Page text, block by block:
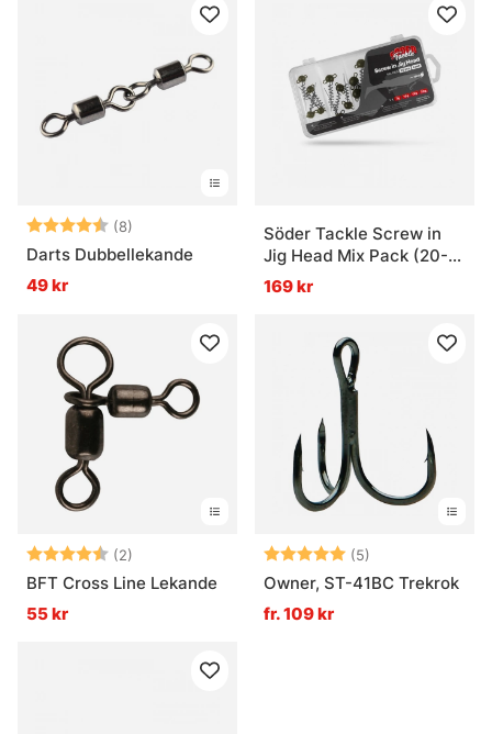
Betyg: (8)
4.4 utav 5 stjärnor
Darts Dubbellekande
49 kr
Söder Tackle Screw in
Jig Head Mix Pack (20-
pack) - 7g, 10g, 15g, 20g
169 kr
Betyg: (2)
4.5 utav 5 stjärnor
BFT Cross Line Lekande
55 kr
Betyg: (5)
Owner, ST-41BC Trekrok
fr. 109 kr